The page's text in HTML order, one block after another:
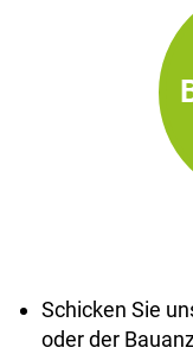
Schicken Sie
oder der